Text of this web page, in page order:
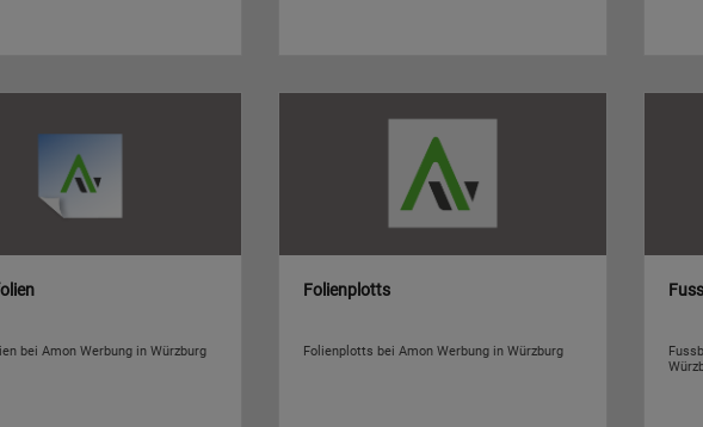
bei Amon Werbung in Würzburg
Folienplotts
Folienplotts bei Amon Werbung in Würzburg